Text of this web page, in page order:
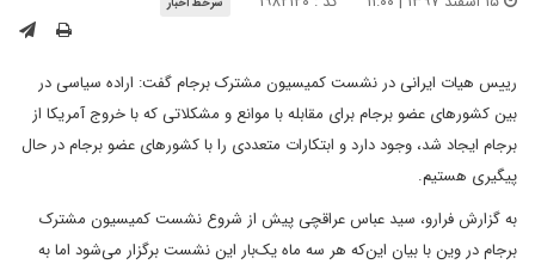
رییس هیات ایرانی در نشست کمیسیون مشترک برجام گفت: اراده سیاسی در
بین کشورهای عضو برجام برای مقابله با موانع و مشکلاتی که با خروج آمریکا از
برجام ایجاد شد، وجود دارد و ابتکارات متعددی را با کشورهای عضو برجام در حال
پیگیری هستیم.
به گزارش فرارو، سید عباس عراقچی پیش از شروع نشست کمیسیون مشترک
برجام در وین با بیان این‌که هر سه ماه یک‌بار این نشست برگزار می‌شود اما به